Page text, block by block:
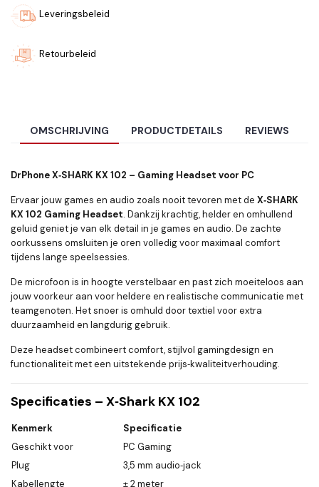
Leveringsbeleid
Retourbeleid
OMSCHRIJVING PRODUCTDETAILS REVIEWS
DrPhone X‑SHARK KX 102 – Gaming Headset voor PC
Ervaar jouw games en audio zoals nooit tevoren met de X‑SHARK
KX 102 Gaming Headset. Dankzij krachtig, helder en omhullend
geluid geniet je van elk detail in je games en audio. De zachte
oorkussens omsluiten je oren volledig voor maximaal comfort
tijdens lange speelsessies.
De microfoon is in hoogte verstelbaar en past zich moeiteloos aan
jouw voorkeur aan voor heldere en realistische communicatie met
teamgenoten. Het snoer is omhuld door textiel voor extra
duurzaamheid en langdurig gebruik.
Deze headset combineert comfort, stijlvol gamingdesign en
functionaliteit met een uitstekende prijs‑kwaliteitverhouding.
Specificaties – X‑Shark KX 102
Kenmerk
Specificatie
Geschikt voor
PC Gaming
Plug
3,5 mm audio‑jack
Kabellengte
± 2 meter